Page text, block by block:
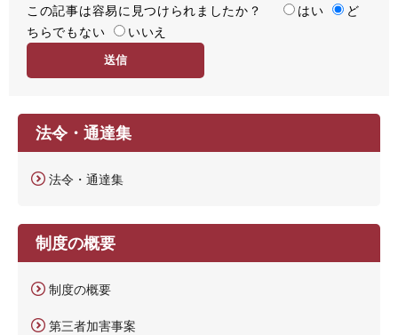
度
容
易
この記事は容易に見つけられましたか？ はい
ど
ちらでもない
いいえ
法令・通達集
法令・通達集
制度の概要
制度の概要
第三者加害事案